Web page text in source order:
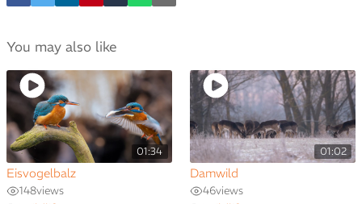
You may also like
01:34
Eisvogelbalz
148views
01:02
Damwild
46views